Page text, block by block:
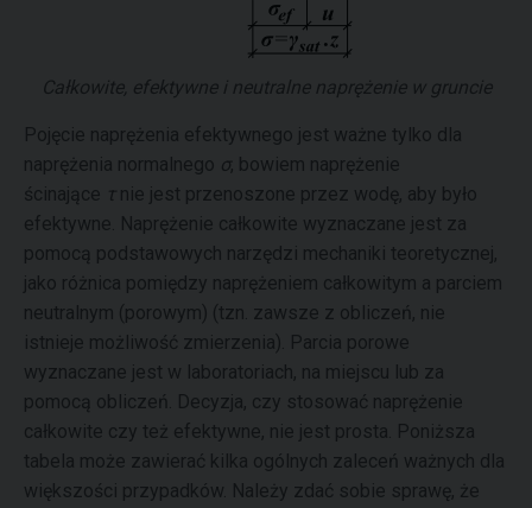
Całkowite, efektywne i neutralne naprężenie w gruncie
Pojęcie naprężenia efektywnego jest ważne tylko dla
naprężenia normalnego σ, bowiem naprężenie
ścinające τ nie jest przenoszone przez wodę, aby było
efektywne. Naprężenie całkowite wyznaczane jest za
pomocą podstawowych narzędzi mechaniki teoretycznej,
jako różnica pomiędzy naprężeniem całkowitym a parciem
neutralnym (porowym) (tzn. zawsze z obliczeń, nie
istnieje możliwość zmierzenia). Parcia porowe
wyznaczane jest w laboratoriach, na miejscu lub za
pomocą obliczeń. Decyzja, czy stosować naprężenie
całkowite czy też efektywne, nie jest prosta. Poniższa
tabela może zawierać kilka ogólnych zaleceń ważnych dla
większości przypadków. Należy zdać sobie sprawę, że